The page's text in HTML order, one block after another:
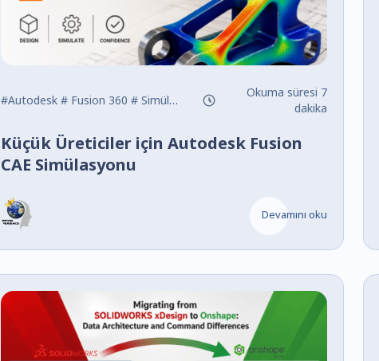
#Autodesk # Fusion 360 # Simülasyon
Okuma süresi 7
dakika
Küçük Üreticiler için Autodesk Fusion
CAE Simülasyonu
Devamını oku